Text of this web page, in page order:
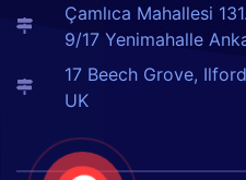
Çamlıca Mahallesi
9/17 Yenimahalle
17 Beech Grove,
UK